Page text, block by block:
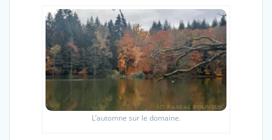
L’automne sur le domaine.